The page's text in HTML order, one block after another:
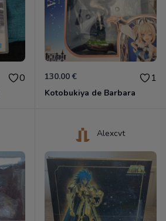
0 130.00 € 1
Kotobukiya de Barbara
Alexcvt